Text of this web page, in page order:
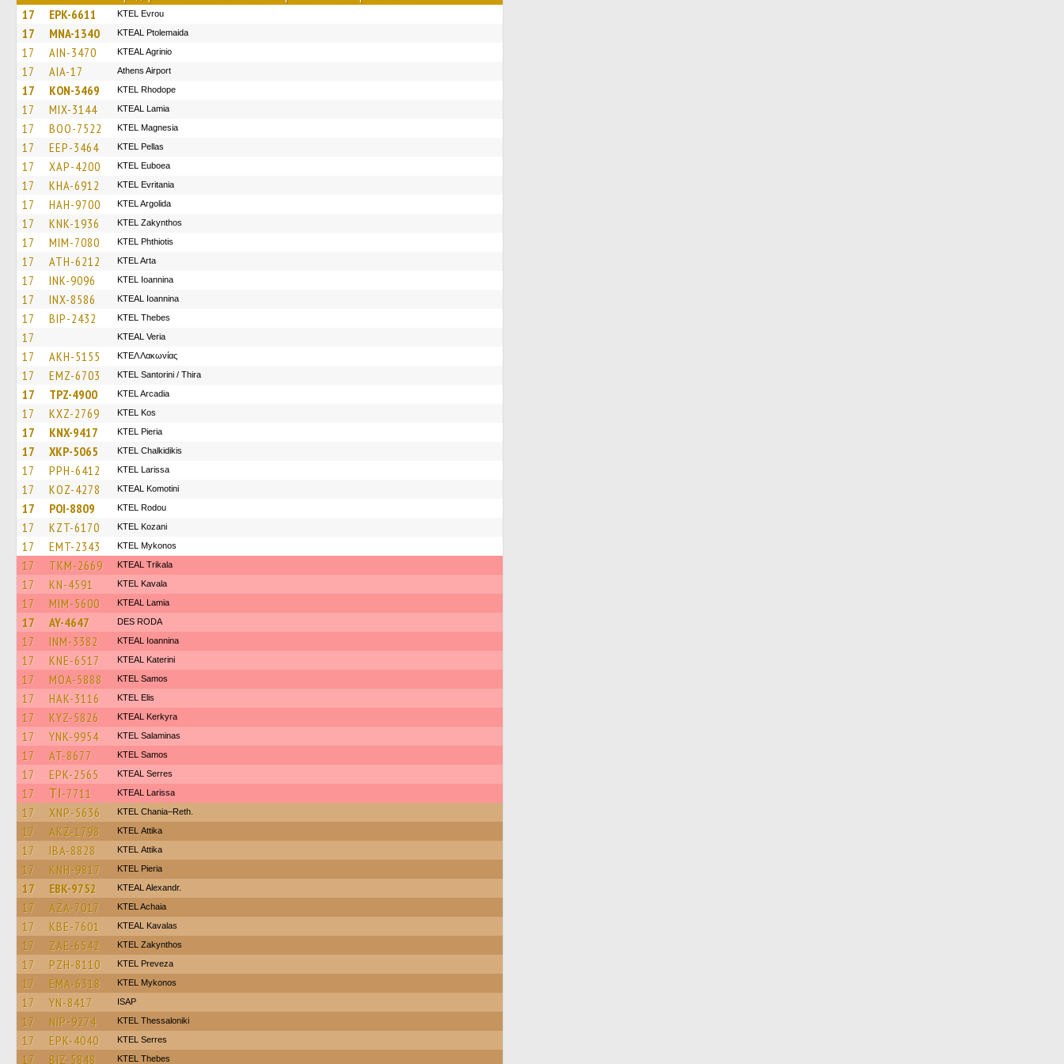
17 EPK-6611 KTEL Evrou
17 MNA-1340 KTEAL Ptolemaida
17 AIN-3470 KTEAL Agrinio
17 AIA-17 Athens Airport
17 KON-3469 KTEL Rhodope
17 MIX-3144 KTEAL Lamia
17 BOO-7522 ΚΤΕL Magnesia
17 EEP-3464 KTEL Pellas
17 XAP-4200 ΚΤΕL Euboea
17 KHA-6912 ΚΤΕL Evritania
17 HAH-9700 KTEL Argolida
17 KNK-1936 KTEL Zakynthos
17 MIM-7080 ΚΤΕL Phthiotis
17 ATH-6212 KTEL Arta
17 INK-9096 KTEL Ioannina
17 INX-8586 KTEAL Ioannina
17 BIP-2432 KTEL Thebes
17 KTEAL Veria
17 AKH-5155 ΚΤΕΛ Λακωνίας
17 EMZ-6703 KTEL Santorini / Thira
17 TPZ-4900 KTEL Arcadia
17 KXZ-2769 KTEL Kos
17 KNX-9417 KTEL Pieria
17 XKP-5065 ΚΤΕL Chalkidikis
17 PPH-6412 KTEL Larissa
17 KOZ-4278 KTEAL Komotini
17 POI-8809 ΚΤΕL Rodou
17 KZT-6170 ΚΤΕL Kozani
17 EMT-2343 KTEL Mykonos
17 TKM-2669 KTEAL Trikala
17 KN-4591 KTEL Kavala
17 MIM-5600 KTEAL Lamia
17 AY-4647 DES RODA
17 INM-3382 KTEAL Ioannina
17 KNE-6517 KTEAL Katerini
17 MOA-5888 KTEL Samos
17 HAK-3116 KTEL Elis
17 KYZ-5826 KTEAL Kerkyra
17 YNK-9954 KTEL Salaminas
17 AT-8677 KTEL Samos
17 EPK-2565 KTEAL Serres
17 ΤΙ-7711 KTEAL Larissa
17 XNP-5636 KTEL Chania–Reth.
17 AKZ-1798 KΤΕL Αttika
17 IBA-8828 KΤΕL Αttika
17 KNH-9817 KTEL Pieria
17 EBK-9752 KTEAL Alexandr.
17 AZA-7017 KTEL Achaia
17 KBE-7601 KTEAL Kavalas
17 ZAE-6542 KTEL Zakynthos
17 PZH-8110 KTEL Preveza
17 EMA-6318 KTEL Mykonos
17 YN-8417 ISAP
17 NIP-9274 KTEL Thessaloniki
17 EPK-4040 KTEL Serres
17 BIZ-5848 KTEL Thebes